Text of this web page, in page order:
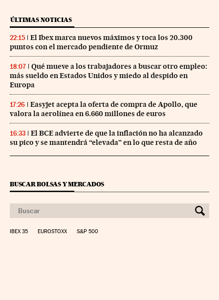
ÚLTIMAS NOTICIAS
22:15
El Ibex marca nuevos máximos y toca los 20.300
puntos con el mercado pendiente de Ormuz
18:07
Qué mueve a los trabajadores a buscar otro empleo:
más sueldo en Estados Unidos y miedo al despido en
Europa
17:26
Easyjet acepta la oferta de compra de Apollo, que
valora la aerolínea en 6.660 millones de euros
16:33
El BCE advierte de que la inflación no ha alcanzado
su pico y se mantendrá “elevada” en lo que resta de año
BUSCAR BOLSAS Y MERCADOS
IBEX 35 EUROSTOXX S&P 500